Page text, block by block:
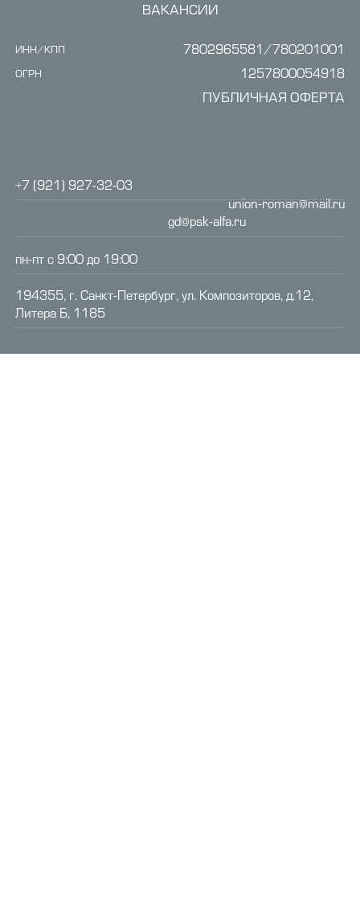
ВАКАНСИИ
ИНН/КПП 7802965581/780201001
ОГРН 1257800054918
ПУБЛИЧНАЯ ОФЕРТА
+7 (921) 927-32-03
gd@psk-alfa.ru
union-roman@mail.ru
пн-пт с 9:00 до 19:00
194355, г. Санкт-Петербург, ул. Композиторов, д.12,
Литера Б, 1185